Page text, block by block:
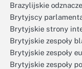
Brazylijskie
Brytyjscy
Brytyjskie strony
Brytyjskie zespoły
Brytyjskie zespoły
Brytyjskie zespoły